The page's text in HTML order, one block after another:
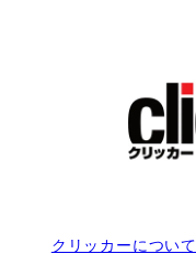
クリッカーについて